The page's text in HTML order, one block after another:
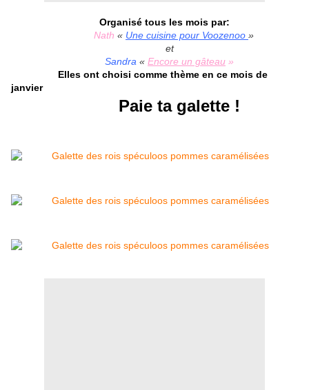
Organisé tous les mois par:
Nath « Une cuisine pour Voozenoo »
et
Sandra « Encore un gâteau »
Elles ont choisi comme thème en ce mois de
janvier
Paie ta galette !